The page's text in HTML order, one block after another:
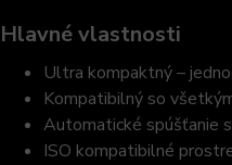
Hlavné vlastnosti
Ultra kompaktný –
Kompatibilný so
Automatické spúšťanie
ISO kompatibilné